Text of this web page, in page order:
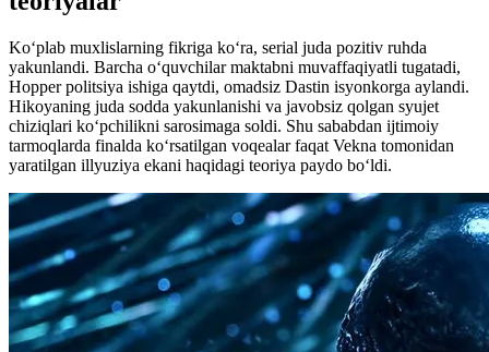
Koʻplab muxlislarning fikriga ko‘ra, serial juda pozitiv ruhda
yakunlandi. Barcha o‘quvchilar maktabni muvaffaqiyatli tugatadi,
Hopper politsiya ishiga qaytdi, omadsiz Dastin isyonkorga aylandi.
Hikoyaning juda sodda yakunlanishi va javobsiz qolgan syujet
chiziqlari koʻpchilikni sarosimaga soldi. Shu sababdan ijtimoiy
tarmoqlarda finalda koʻrsatilgan voqealar faqat Vekna tomonidan
yaratilgan illyuziya ekani haqidagi teoriya paydo bo‘ldi.